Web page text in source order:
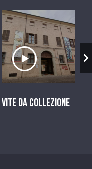
Ascolta il
Vite da Collezione